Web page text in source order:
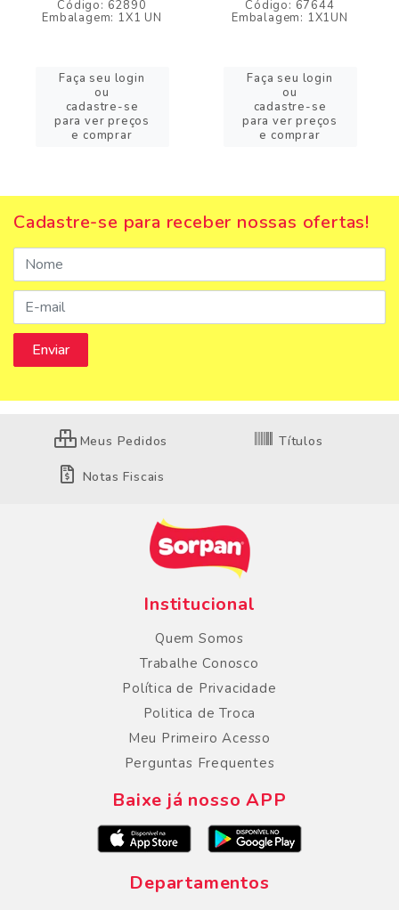
Código: 62890
Embalagem: 1X1 UN
Faça seu login
ou
cadastre-se
para ver preços
e comprar
Código: 67644
Embalagem: 1X1UN
Faça seu login
ou
cadastre-se
para ver preços
e comprar
Cadastre-se para receber nossas ofertas!
Meus Pedidos Títulos
Notas Fiscais
Institucional
Quem Somos
Trabalhe Conosco
Política de Privacidade
Politica de Troca
Meu Primeiro Acesso
Perguntas Frequentes
Baixe já nosso APP
Departamentos